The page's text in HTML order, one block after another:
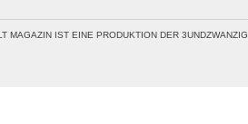
MAGAZIN IST EINE PRODUKTION DER 3UNDZWANZIG.